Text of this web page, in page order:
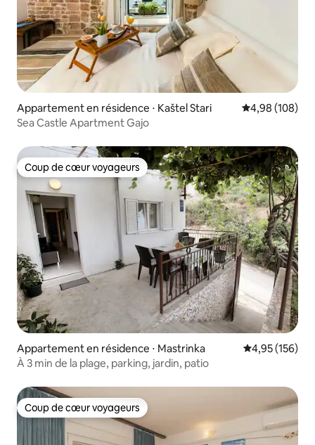
Appartement en résidence ⋅ Kaštel Stari Évaluation
4,98 (108)
Sea Castle Apartment Gajo
Coup de cœur voyageurs
Coup de cœur voyageurs
Appartement en résidence ⋅ Mastrinka Évaluation
4,95 (156)
À 3 min de la plage, parking, jardin, patio
Coup de cœur voyageurs
Coup de cœur voyageurs